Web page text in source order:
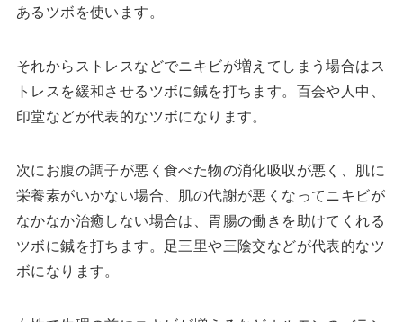
あるツボを使います。
それからストレスなどでニキビが増えてしまう場合はス
トレスを緩和させるツボに鍼を打ちます。百会や人中、
印堂などが代表的なツボになります。
次にお腹の調子が悪く食べた物の消化吸収が悪く、肌に
栄養素がいかない場合、肌の代謝が悪くなってニキビが
なかなか治癒しない場合は、胃腸の働きを助けてくれる
ツボに鍼を打ちます。足三里や三陰交などが代表的なツ
ボになります。